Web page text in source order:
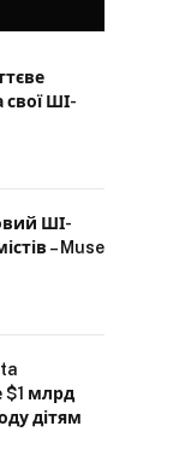
свої ШІ-
ШІ-
– Muse
млрд
дітям